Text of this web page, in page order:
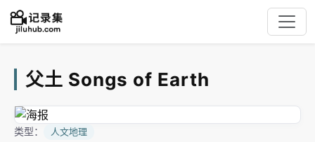
父土 Songs of Earth
类型： 人文地理